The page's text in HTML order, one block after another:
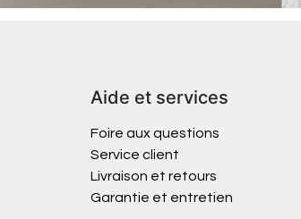
Aide et services
Foire aux questions
Service client
Livraison et retours
Garantie et entretien